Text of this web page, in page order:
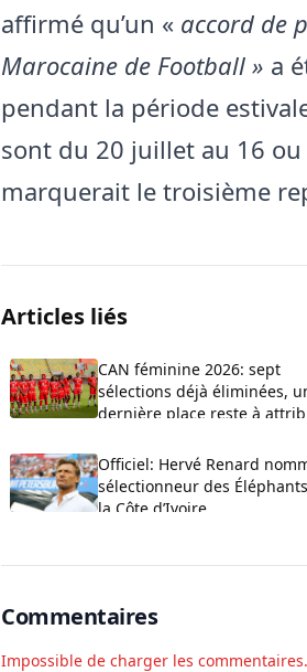
affirmé qu’un « accord de
Marocaine de Football » a
pendant la période
sont du 20 juillet au 16
marquerait le troisième
Articles liés
CAN féminine 2026: sept
sélections déjà éliminées,
dernière place reste à
Officiel: Hervé Renard
sélectionneur des
la Côte d’Ivoire
Commentaires
Impossible de charger les commentaires.